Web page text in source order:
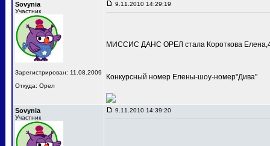
Sovynia
Участник
Зарегистрирован: 11.08.2009
Откуда: Орел
9.11.2010 14:29:19
МИССИС ДАНС ОРЕЛ стала Короткова
Конкурсный номер Елены-шоу-номер"Дива"
Sovynia
Участник
9.11.2010 14:39:20